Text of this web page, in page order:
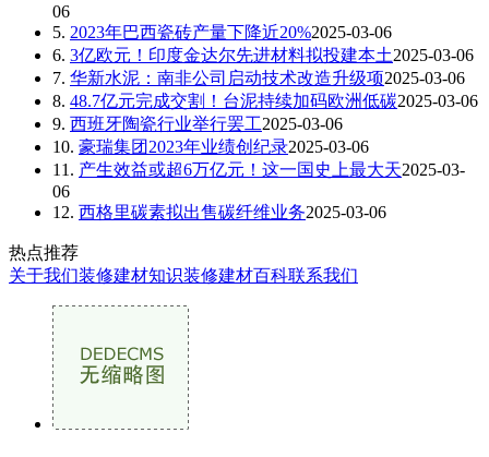
06
5. 2023年巴西瓷砖产量下降近20%2025-03-06
6. 3亿欧元！印度金达尔先进材料拟投建本土2025-03-06
7. 华新水泥：南非公司启动技术改造升级项2025-03-06
8. 48.7亿元完成交割！台泥持续加码欧洲低碳2025-03-06
9. 西班牙陶瓷行业举行罢工2025-03-06
10. 豪瑞集团2023年业绩创纪录2025-03-06
11. 产生效益或超6万亿元！这一国史上最大天2025-03-
06
12. 西格里碳素拟出售碳纤维业务2025-03-06
热点推荐
关于我们装修建材知识装修建材百科联系我们